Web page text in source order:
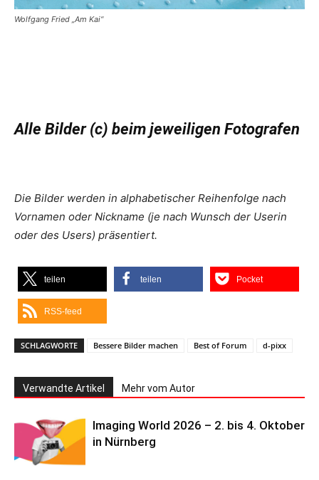
Wolfgang Fried „Am Kai“
Alle Bilder (c) beim jeweiligen Fotografen
Die Bilder werden in alphabetischer Reihenfolge nach
Vornamen oder Nickname (je nach Wunsch der Userin
oder des Users) präsentiert.
teilen teilen Pocket
RSS-feed
SCHLAGWORTE Bessere Bilder machen Best of Forum d-pixx
Verwandte Artikel Mehr vom Autor
Imaging World 2026 – 2. bis 4. Oktober
in Nürnberg